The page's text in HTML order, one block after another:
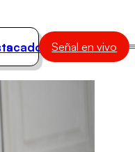
Señal en vivo